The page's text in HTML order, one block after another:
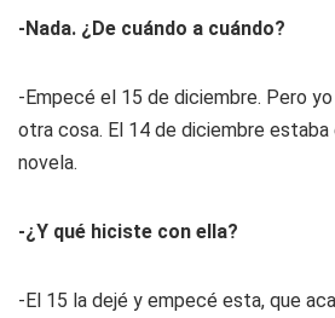
-Nada. ¿De cuándo a cuándo?
-Empecé el 15 de diciembre. Pero
otra cosa. El 14 de diciembre
novela.
-¿Y qué hiciste con ella?
-El 15 la dejé y empecé esta, que